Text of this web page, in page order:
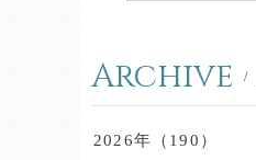
Archive
2026年（190）